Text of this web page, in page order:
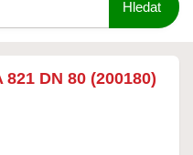
DN 80 (200180)